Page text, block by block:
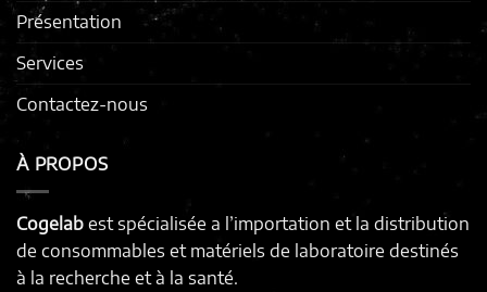
Présentation
Services
Contactez-nous
À PROPOS
Cogelab est spécialisée a l’importation et la distribution
de consommables et matériels de laboratoire destinés
à la recherche et à la santé.